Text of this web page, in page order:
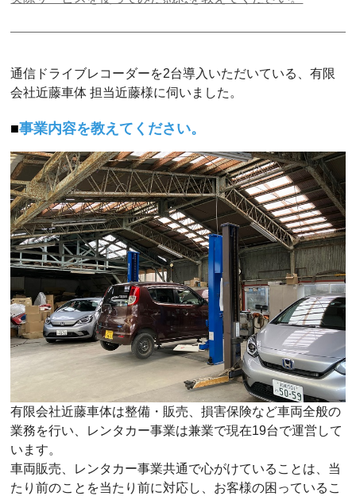
通信ドライブレコーダーを2台導入いただいている、有限
会社近藤車体 担当近藤様に伺いました。
事業内容を教えてください。
有限会社近藤車体は整備・販売、損害保険など車両全般の
業務を行い、レンタカー事業は兼業で現在19台で運営して
います。
車両販売、レンタカー事業共通で心がけていることは、当
たり前のことを当たり前に対応し、お客様の困っているこ